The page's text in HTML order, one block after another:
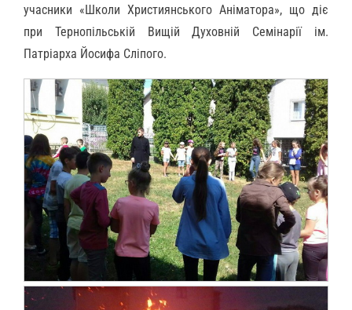
учасники «Школи Християнського Аніматора», що діє
при Тернопільській Вищій Духовній Семінарії ім.
Патріарха Йосифа Сліпого.